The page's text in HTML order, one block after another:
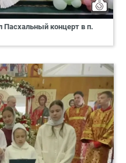
Пасхальный концерт в п.